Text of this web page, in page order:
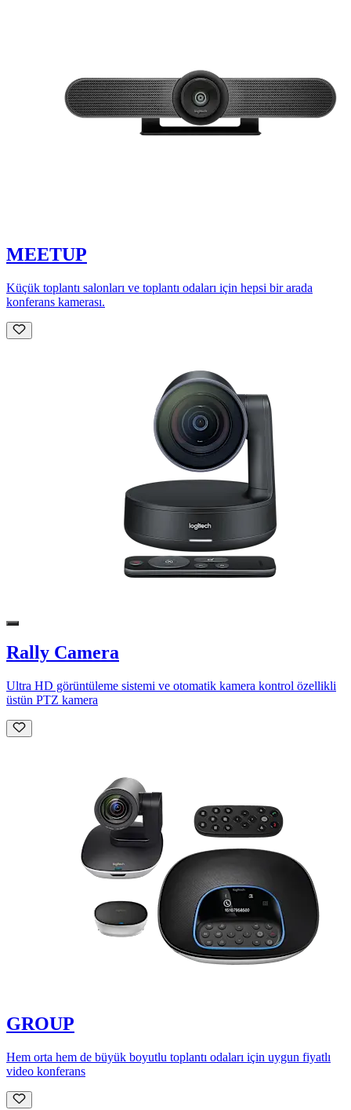
MEETUP
Küçük toplantı salonları ve toplantı odaları için hepsi bir arada
konferans kamerası.
Rally Camera
Ultra HD görüntüleme sistemi ve otomatik kamera kontrol özellikli
üstün PTZ kamera
GROUP
Hem orta hem de büyük boyutlu toplantı odaları için uygun fiyatlı
video konferans